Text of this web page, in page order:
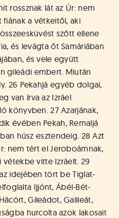
rossznak lát az Úr: nem
a vétkeitől, aki
szőtt ellene
és levágta őt Samáriában
és vele együtt
gileádi embert. Miután
26 Pekahjá egyéb dolgai,
van írva az Izráel
könyvben. 27 Azarjának,
évében Pekah, Remaljá
húsz esztendeig. 28 Azt
nem tért el Jeroboámnak,
vétekbe vitte Izráelt. 29
idejében tört be Tiglat-
Ijjónt, Ábél-Bét-
Gileádot, Galileát,
hurcolta azok lakosait